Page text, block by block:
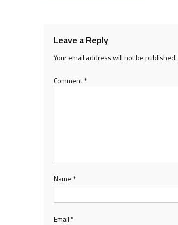
Leave a Reply
Your email address will not be published.
Comment*
Name *
Email *